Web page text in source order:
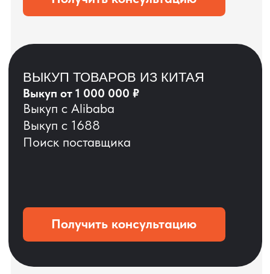
ОСТАВЬТЕ ЗАЯВКУ
Мы вернёмся с расчётом и фото после
технической проверки
Оставить заявку